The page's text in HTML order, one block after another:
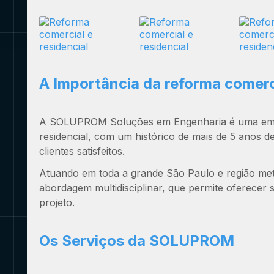
A Importância da reforma
A SOLUPROM Soluções em Engenharia é uma
residencial, com um histórico de mais de 5 anos
clientes satisfeitos.
Atuando em toda a grande São Paulo e região
abordagem multidisciplinar, que permite oferecer
projeto.
Os Serviços da SOLUPROM